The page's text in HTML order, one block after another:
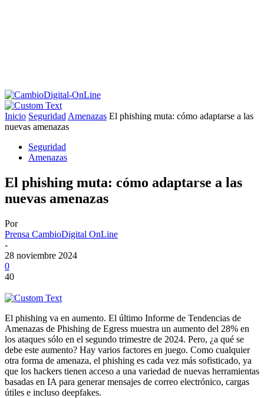
Inicio Seguridad Amenazas El phishing muta: cómo adaptarse a las
nuevas amenazas
Seguridad
Amenazas
El phishing muta: cómo adaptarse a las
nuevas amenazas
Por
Prensa CambioDigital OnLine
-
28 noviembre 2024
0
40
El phishing va en aumento. El último Informe de Tendencias de
Amenazas de Phishing de Egress muestra un aumento del 28% en
los ataques sólo en el segundo trimestre de 2024. Pero, ¿a qué se
debe este aumento? Hay varios factores en juego. Como cualquier
otra forma de amenaza, el phishing es cada vez más sofisticado, ya
que los hackers tienen acceso a una variedad de nuevas herramientas
basadas en IA para generar mensajes de correo electrónico, cargas
útiles e incluso deepfakes.